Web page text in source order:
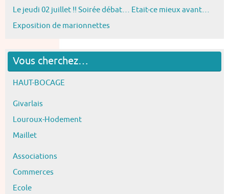
Le jeudi 02 juillet !! Soirée débat… Etait-ce mieux avant…
Exposition de marionnettes
Vous cherchez…
HAUT-BOCAGE
Givarlais
Louroux-Hodement
Maillet
Associations
Commerces
Ecole